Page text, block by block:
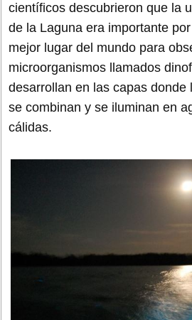
científicos descubrieron que la
de la Laguna era importante
mejor lugar del mundo para
microorganismos llamados
desarrollan en las capas donde
se combinan y se iluminan en
cálidas.